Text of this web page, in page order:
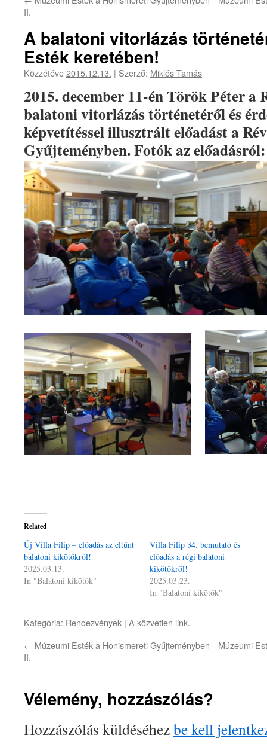
II.
A balatoni vitorlázás
Esték keretében!
Közzétéve2015.12.13. | Szerző: Miklós Tamás
2015. december 11-én Török Péter
balatoni vitorlázás történetéről és
képvetítéssel illusztrált előadást a
Gyűjteményben. Fotók az előadásról:
Related
Új Villa Filip – előadás az eltűnt
balatoni kikötőkről!
2025.03.13.
In "Balatoni kikötők"
Villa Filip 34. bemutató és
előadás a régi balatoni
kikötőkről!
2025.03.23.
In "Balatoni kikötők"
Kategória: Rendezvények | A közvetlen link.
← Múzeumi Esték a Honismereti Gyűjteményben
II.
Múzeumi
Vélemény, hozzászólás?
Hozzászólás küldéséhezbe kell